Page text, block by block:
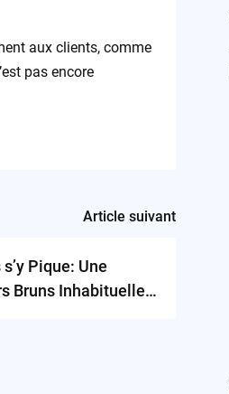
aux clients, comme
pas encore
Article suivant
s’y Pique: Une
Bruns Inhabituelle